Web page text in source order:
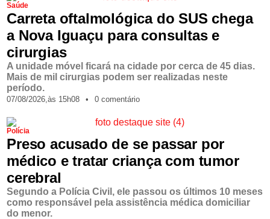
Saúde
Carreta oftalmológica do SUS chega
a Nova Iguaçu para consultas e
cirurgias
A unidade móvel ficará na cidade por cerca de 45 dias.
Mais de mil cirurgias podem ser realizadas neste
período.
07/08/2026,às 15h08 • 0 comentário
Polícia
Preso acusado de se passar por
médico e tratar criança com tumor
cerebral
Segundo a Polícia Civil, ele passou os últimos 10 meses
como responsável pela assistência médica domiciliar
do menor.